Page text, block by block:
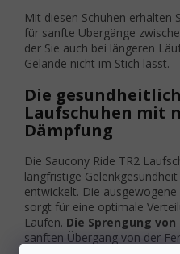
Mit diesen Schuhen erhalten
für sanfte Übergänge
der Sie auch bei längeren
Gelände nicht im Stich lässt.
Die
Laufschuhen mit
Dämpfung
Die Saucony Ride TR2
langfristige
entwickelt. Die ausgewogene
sorgt für eine optimale
Laufen. Die Sprengung von
sanften Übergang von der